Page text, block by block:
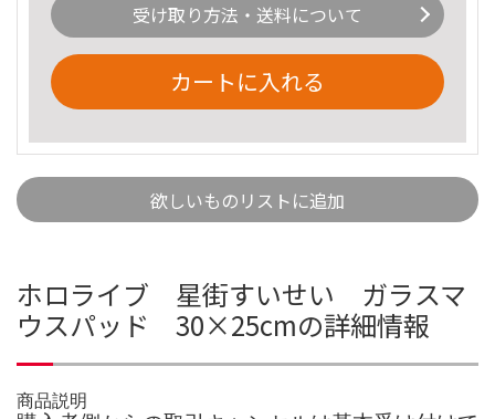
受け取り方法・送料について
カートに入れる
欲しいものリストに追加
ホロライブ 星街すいせい ガラスマ
ウスパッド 30×25cmの詳細情報
商品説明